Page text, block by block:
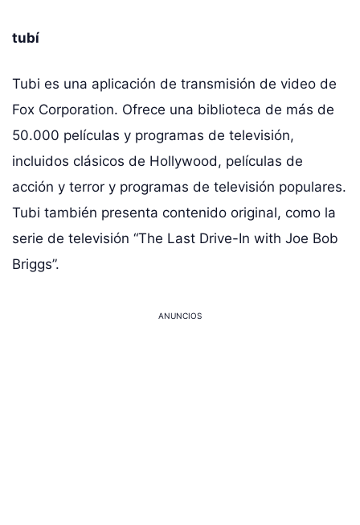
tubí
Tubi es una aplicación de transmisión de video de
Fox Corporation. Ofrece una biblioteca de más de
50.000 películas y programas de televisión,
incluidos clásicos de Hollywood, películas de
acción y terror y programas de televisión populares.
Tubi también presenta contenido original, como la
serie de televisión “The Last Drive-In with Joe Bob
Briggs”.
ANUNCIOS